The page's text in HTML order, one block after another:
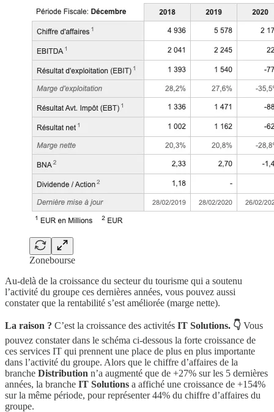
Zonebourse
Au-delà de la croissance du secteur du tourisme qui a soutenu
l’activité du groupe ces dernières années, vous pouvez aussi
constater que la rentabilité s’est améliorée (marge nette).
La raison ? C’est la croissance des activités IT Solutions. 👇 Vous
pouvez constater dans le schéma ci-dessous la forte croissance de
ces services IT qui prennent une place de plus en plus importante
dans l’activité du groupe. Alors que le chiffre d’affaires de la
branche Distribution n’a augmenté que de +27% sur les 5 dernières
années, la branche IT Solutions a affiché une croissance de +154%
sur la même période, pour représenter 44% du chiffre d’affaires du
groupe.